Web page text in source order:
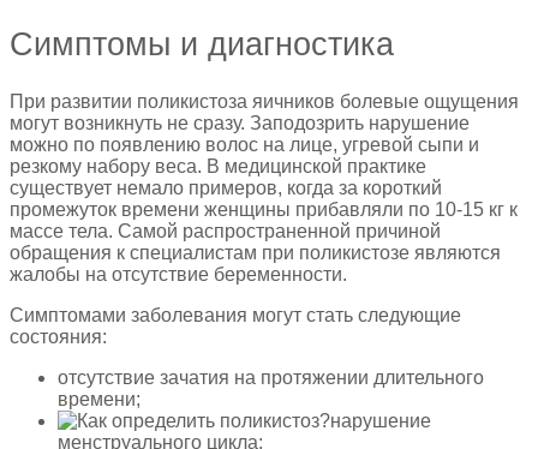
Симптомы и диагностика
При развитии поликистоза яичников болевые ощущения
могут возникнуть не сразу. Заподозрить нарушение
можно по появлению волос на лице, угревой сыпи и
резкому набору веса. В медицинской практике
существует немало примеров, когда за короткий
промежуток времени женщины прибавляли по 10-15 кг к
массе тела. Самой распространенной причиной
обращения к специалистам при поликистозе являются
жалобы на отсутствие беременности.
Симптомами заболевания могут стать следующие
состояния:
отсутствие зачатия на протяжении длительного
времени;
нарушение
менструального цикла;